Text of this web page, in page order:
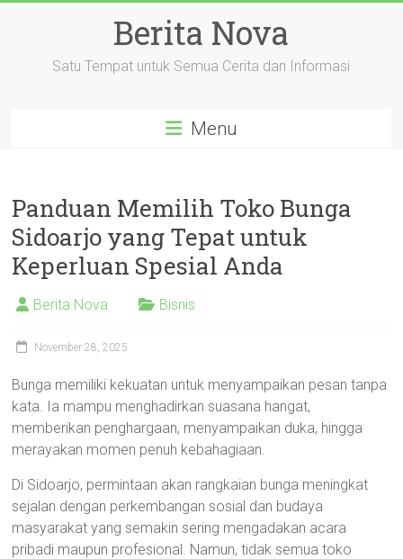
Berita Nova
Satu Tempat untuk Semua Cerita dan Informasi
Menu
Panduan Memilih Toko Bunga
Sidoarjo yang Tepat untuk
Keperluan Spesial Anda
Berita Nova Bisnis
November 28, 2025
Bunga memiliki kekuatan untuk menyampaikan pesan tanpa
kata. Ia mampu menghadirkan suasana hangat,
memberikan penghargaan, menyampaikan duka, hingga
merayakan momen penuh kebahagiaan.
Di Sidoarjo, permintaan akan rangkaian bunga meningkat
sejalan dengan perkembangan sosial dan budaya
masyarakat yang semakin sering mengadakan acara
pribadi maupun profesional. Namun, tidak semua toko